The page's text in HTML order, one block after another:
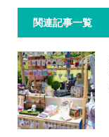
関連記事一覧